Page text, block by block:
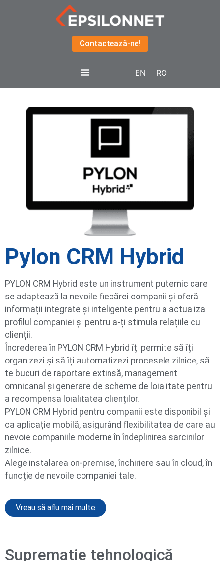
Contactează-ne!
EN RO
Pylon CRM Hybrid
PYLON CRM Hybrid este un instrument puternic care
se adaptează la nevoile fiecărei companii și oferă
informații integrate și inteligente pentru a actualiza
profilul companiei și pentru a-ți stimula relațiile cu
clienții.
Încrederea în PYLON CRM Hybrid îți permite să îți
organizezi și să îți automatizezi procesele zilnice, să
te bucuri de raportare extinsă, management
omnicanal și generare de scheme de loialitate pentru
a recompensa loialitatea clienților.
PYLON CRM Hybrid pentru companii este disponibil și
ca aplicație mobilă, asigurând flexibilitatea de care au
nevoie companiile moderne în îndeplinirea sarcinilor
zilnice.
Alege instalarea on-premise, închiriere sau în cloud, în
funcție de nevoile companiei tale.
Vreau să aflu mai multe
Supremație tehnologică